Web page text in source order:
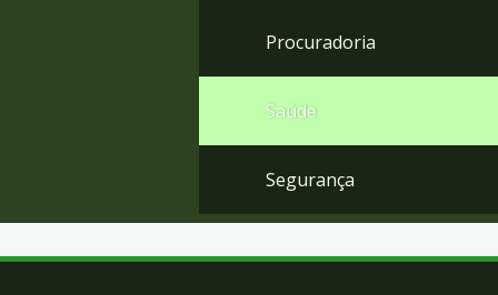
Procuradoria
Saúde
Segurança